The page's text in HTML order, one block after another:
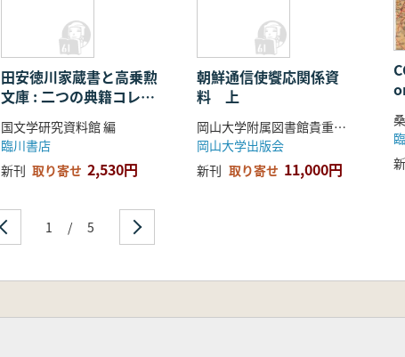
田安徳川家蔵書と高乗勲
文庫 : 二つの典籍コレク
ション
国文学研究資料館 編
臨川書店
新刊 取り寄せ 2,530円
朝鮮通信使饗応関係資
料 上
岡山大学附属図書館貴重資料刊行推進会 編
岡山大学出版会
新刊 取り寄せ 11,000円
1 / 5